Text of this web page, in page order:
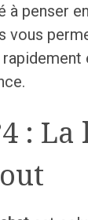
à penser
vous
: